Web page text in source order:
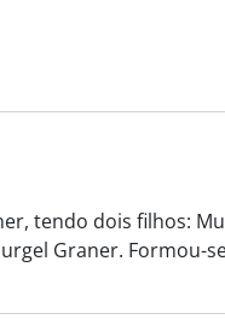
tendo dois filhos:
Graner. Formou-se